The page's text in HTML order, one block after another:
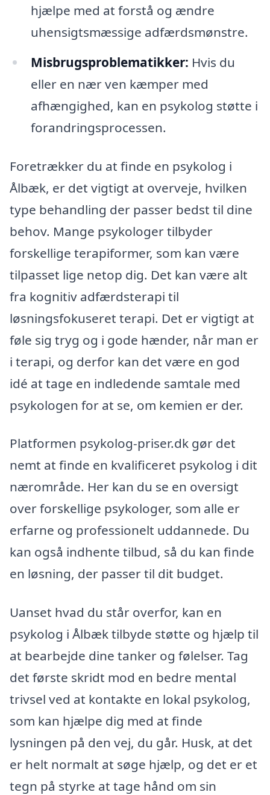
hjælpe med at forstå og ændre
uhensigtsmæssige adfærdsmønstre.
Misbrugsproblematikker: Hvis du
eller en nær ven kæmper med
afhængighed, kan en psykolog støtte i
forandringsprocessen.
Foretrækker du at finde en psykolog i
Ålbæk, er det vigtigt at overveje, hvilken
type behandling der passer bedst til dine
behov. Mange psykologer tilbyder
forskellige terapiformer, som kan være
tilpasset lige netop dig. Det kan være alt
fra kognitiv adfærdsterapi til
løsningsfokuseret terapi. Det er vigtigt at
føle sig tryg og i gode hænder, når man er
i terapi, og derfor kan det være en god
idé at tage en indledende samtale med
psykologen for at se, om kemien er der.
Platformen psykolog-priser.dk gør det
nemt at finde en kvalificeret psykolog i dit
nærområde. Her kan du se en oversigt
over forskellige psykologer, som alle er
erfarne og professionelt uddannede. Du
kan også indhente tilbud, så du kan finde
en løsning, der passer til dit budget.
Uanset hvad du står overfor, kan en
psykolog i Ålbæk tilbyde støtte og hjælp til
at bearbejde dine tanker og følelser. Tag
det første skridt mod en bedre mental
trivsel ved at kontakte en lokal psykolog,
som kan hjælpe dig med at finde
lysningen på den vej, du går. Husk, at det
er helt normalt at søge hjælp, og det er et
tegn på styrke at tage hånd om sin